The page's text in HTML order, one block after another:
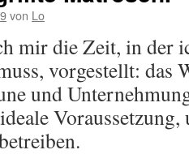
von Lo
mir die Zeit, in der
vorgestellt: das
und